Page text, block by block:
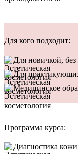
Для кого подходит:
Для новичкой,
Для
Медицинское
Программа курса:
Диагностика кожи